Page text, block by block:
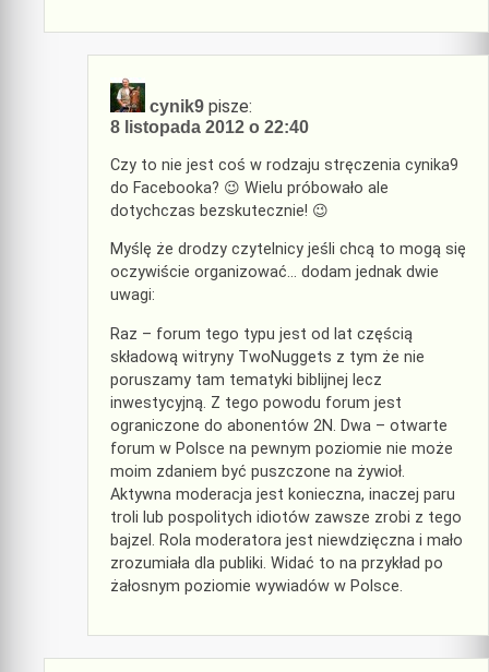
cynik9 pisze:
8 listopada 2012 o 22:40
Czy to nie jest coś w rodzaju stręczenia cynika9
do Facebooka? 😉 Wielu próbowało ale
dotychczas bezskutecznie! 😉
Myślę że drodzy czytelnicy jeśli chcą to mogą się
oczywiście organizować… dodam jednak dwie
uwagi:
Raz – forum tego typu jest od lat częścią
składową witryny TwoNuggets z tym że nie
poruszamy tam tematyki biblijnej lecz
inwestycyjną. Z tego powodu forum jest
ograniczone do abonentów 2N. Dwa – otwarte
forum w Polsce na pewnym poziomie nie może
moim zdaniem być puszczone na żywioł.
Aktywna moderacja jest konieczna, inaczej paru
troli lub pospolitych idiotów zawsze zrobi z tego
bajzel. Rola moderatora jest niewdzięczna i mało
zrozumiała dla publiki. Widać to na przykład po
żałosnym poziomie wywiadów w Polsce.